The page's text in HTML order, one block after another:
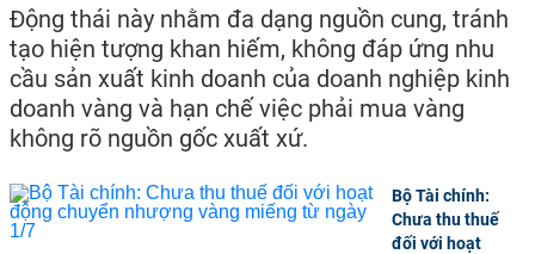
Động thái này nhằm đa dạng nguồn cung, tránh
tạo hiện tượng khan hiếm, không đáp ứng nhu
cầu sản xuất kinh doanh của doanh nghiệp kinh
doanh vàng và hạn chế việc phải mua vàng
không rõ nguồn gốc xuất xứ.
Bộ Tài chính:
Chưa thu thuế
đối với hoạt